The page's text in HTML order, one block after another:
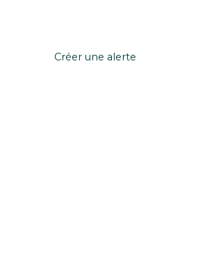
Créer une alerte